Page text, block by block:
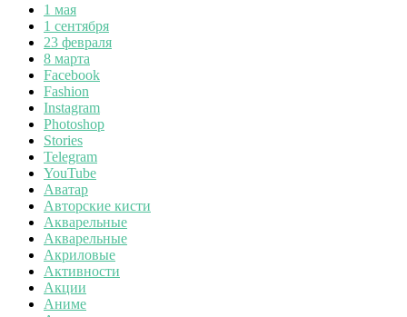
1 мая
1 сентября
23 февраля
8 марта
Facebook
Fashion
Instagram
Photoshop
Stories
Telegram
YouTube
Аватар
Авторские кисти
Акварельные
Акварельные
Акриловые
Активности
Акции
Аниме